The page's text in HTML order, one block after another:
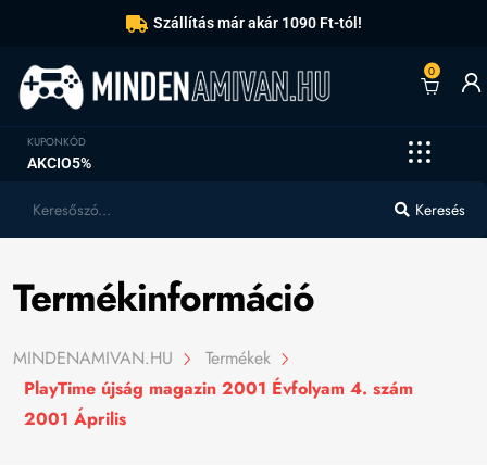
Szállítás már akár 1090 Ft-tól!
0
KUPONKÓD
AKCIO5%
Keresés
Termékinformáció
MINDENAMIVAN.HU
Termékek
PlayTime újság magazin 2001 Évfolyam 4. szám
2001 Április